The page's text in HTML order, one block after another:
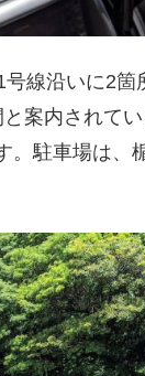
線沿いに2
案内されて
。駐車場は、